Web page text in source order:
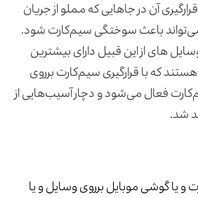
آن در جاهایی که مملو از جریان
باعث سوختگی سیم‌کارت شود.
های از این قبیل دارای بیشترین
که با قرارگیری سیم‌کارت برروی
فعال می‌شود و دچار آسیب‌هایی از
شد.
و یا گوشی موبایل برروی وسایل و یا